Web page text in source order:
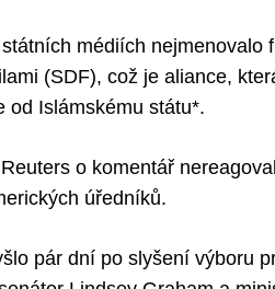
médiích nejmenovalo
(SDF), což je aliance,
od Islámskému státu*.
o komentář
úředníků.
pár dní po slyšení výboru